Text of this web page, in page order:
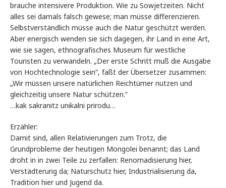
brauche intensivere Produktion. Wie zu Sowjetzeiten. Nicht
alles sei damals falsch gewese; man müsse differenzieren.
Selbstverständlich müsse auch die Natur geschützt werden.
Aber energisch wenden sie sich dagegen, ihr Land in eine Art,
wie sie sagen, ethnografisches Museum für westliche
Touristen zu verwandeln. „Der erste Schritt muß die Ausgabe
von Hochtechnologie sein“, faßt der Übersetzer zusammen:
„Wir müssen unsere natürlichen Reichtümer nutzen und
gleichzeitig unsere Natur schützen.“
…kak sakranitz unikalni prirodu…
Erzähler:
Damit sind, allen Relativierungen zum Trotz, die
Grundprobleme der heutigen Mongolei benannt; das Land
droht in in zwei Teile zu zerfallen: Renomadisierung hier,
Verstädterung da; Naturschutz hier, Industrialisierung da,
Tradition hier und Jugend da.